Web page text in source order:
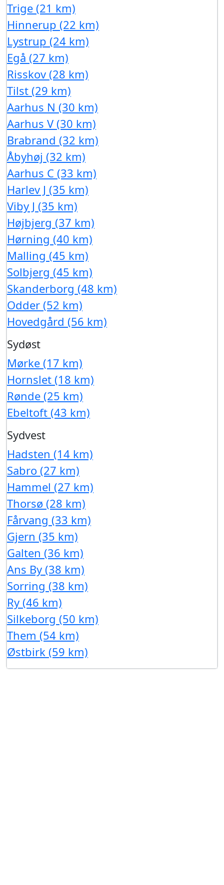
Trige (21 km)
Hinnerup (22 km)
Lystrup (24 km)
Egå (27 km)
Risskov (28 km)
Tilst (29 km)
Aarhus N (30 km)
Aarhus V (30 km)
Brabrand (32 km)
Åbyhøj (32 km)
Aarhus C (33 km)
Harlev J (35 km)
Viby J (35 km)
Højbjerg (37 km)
Hørning (40 km)
Malling (45 km)
Solbjerg (45 km)
Skanderborg (48 km)
Odder (52 km)
Hovedgård (56 km)
Sydøst
Mørke (17 km)
Hornslet (18 km)
Rønde (25 km)
Ebeltoft (43 km)
Sydvest
Hadsten (14 km)
Sabro (27 km)
Hammel (27 km)
Thorsø (28 km)
Fårvang (33 km)
Gjern (35 km)
Galten (36 km)
Ans By (38 km)
Sorring (38 km)
Ry (46 km)
Silkeborg (50 km)
Them (54 km)
Østbirk (59 km)